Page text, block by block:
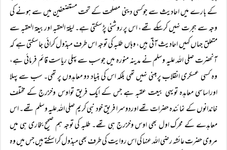
کے بارے میں احادیث سے جوکسی دینی مصلحت کے تحت مستضعفین میں سے ہونے کی
وجہ سے ہجرت نہیں کرسکے تھے، اس پر روشنی پڑسکتی ہے۔ لیلۃ العقبہ اوربیعۃ العقبہ سے
متعلق جہاں کہیں احادیث آتی ہیں، وہاں طلبہ کی توجہ اس طرف مبذول کرائی جاسکتی ہے کہ
آنحضرت صلی اللہ علیہ وسلم نے مدینہ منورہ میں جوسب سے پہلی ریاست قائم فرمائی ہے،
وہ کسی عسکری انقلاب پرمبنی نہیں تھی بلکہ اس کی بنیاد دو معاہدوں پر تھی۔ سب سے پہلا
اوراساسی معاہدہ تویہی بیعت عقبہ ہے جس کے ایک فریق تواوس وخزرج کے مختلف
خاندانوں کے نمائندہ حضرات تھے اوردوسرا فریق خود نبی کریم صلی اللہ علیہ وسلم تھے۔ اس
معاہدے کے محرک اول بھی اوس وخزرج ہی تھے۔ طلبہ کی توجہ ہم صحیح بخاری ہی میں
مروی حضرت عائشہ رضی اللہ عنہا کی اس روایت کی طرف بھی مبذول کراسکتے ہیں جس میں وہ